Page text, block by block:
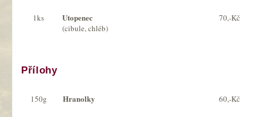
1ks Utopenec
(cibule, chléb)
70,-Kč
Přílohy
150g Hranolky 60,-Kč